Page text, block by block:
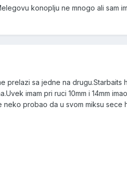
konoplju ne mnogo ali sam
prelazi sa jedne na drugu.Starbaits
imam pri ruci 10mm i 14mm
probao da u svom miksu sece